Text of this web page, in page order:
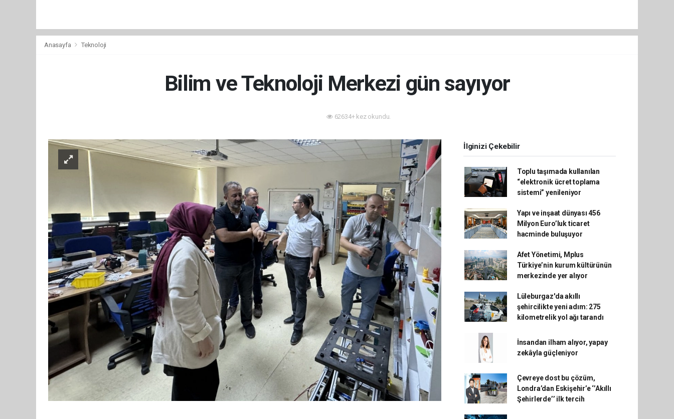
Anasayfa Teknoloji
Bilim ve Teknoloji Merkezi gün sayıyor
62634+ kez okundu.
İlginizi Çekebilir
Toplu taşımada kullanılan
“elektronik ücret toplama
sistemi” yenileniyor
Yapı ve inşaat dünyası 456
Milyon Euro’luk ticaret
hacminde buluşuyor
Afet Yönetimi, Mplus
Türkiye’nin kurum kültürünün
merkezinde yer alıyor
Lüleburgaz'da akıllı
şehircilikte yeni adım: 275
kilometrelik yol ağı tarandı
İnsandan ilham alıyor, yapay
zekâyla güçleniyor
Çevreye dost bu çözüm,
Londra’dan Eskişehir’e ‘’Akıllı
Şehirlerde’’ ilk tercih